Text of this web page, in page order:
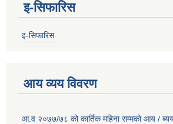
इ-सिफारिस
इ-सिफारिस
आय व्यय विवरण
आ.व २०७७/७८ को कार्तिक महिना सम्मको आय /